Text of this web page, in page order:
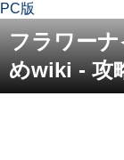
PC版
フラワー
めwiki - 攻